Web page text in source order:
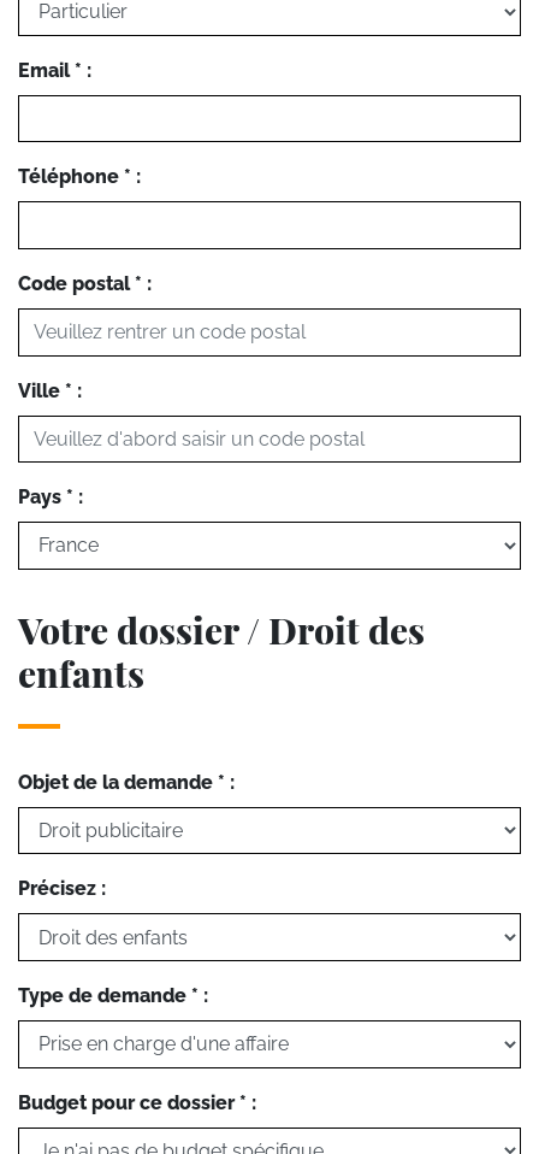
Email * :
Téléphone * :
Code postal * :
Ville * :
Pays * :
Votre dossier / Droit des
enfants
Objet de la demande * :
Précisez :
Type de demande * :
Budget pour ce dossier * :